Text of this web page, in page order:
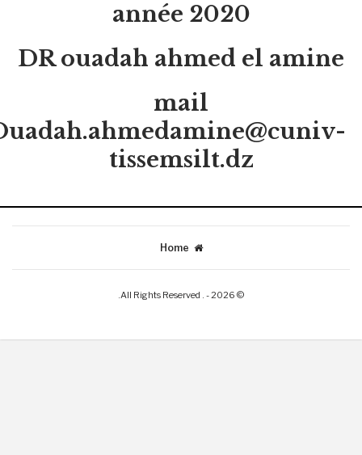
année 2020
DR ouadah ahmed el amine
mail
tissemsilt.dz
Home
© 2026 - . All Rights Reserved.